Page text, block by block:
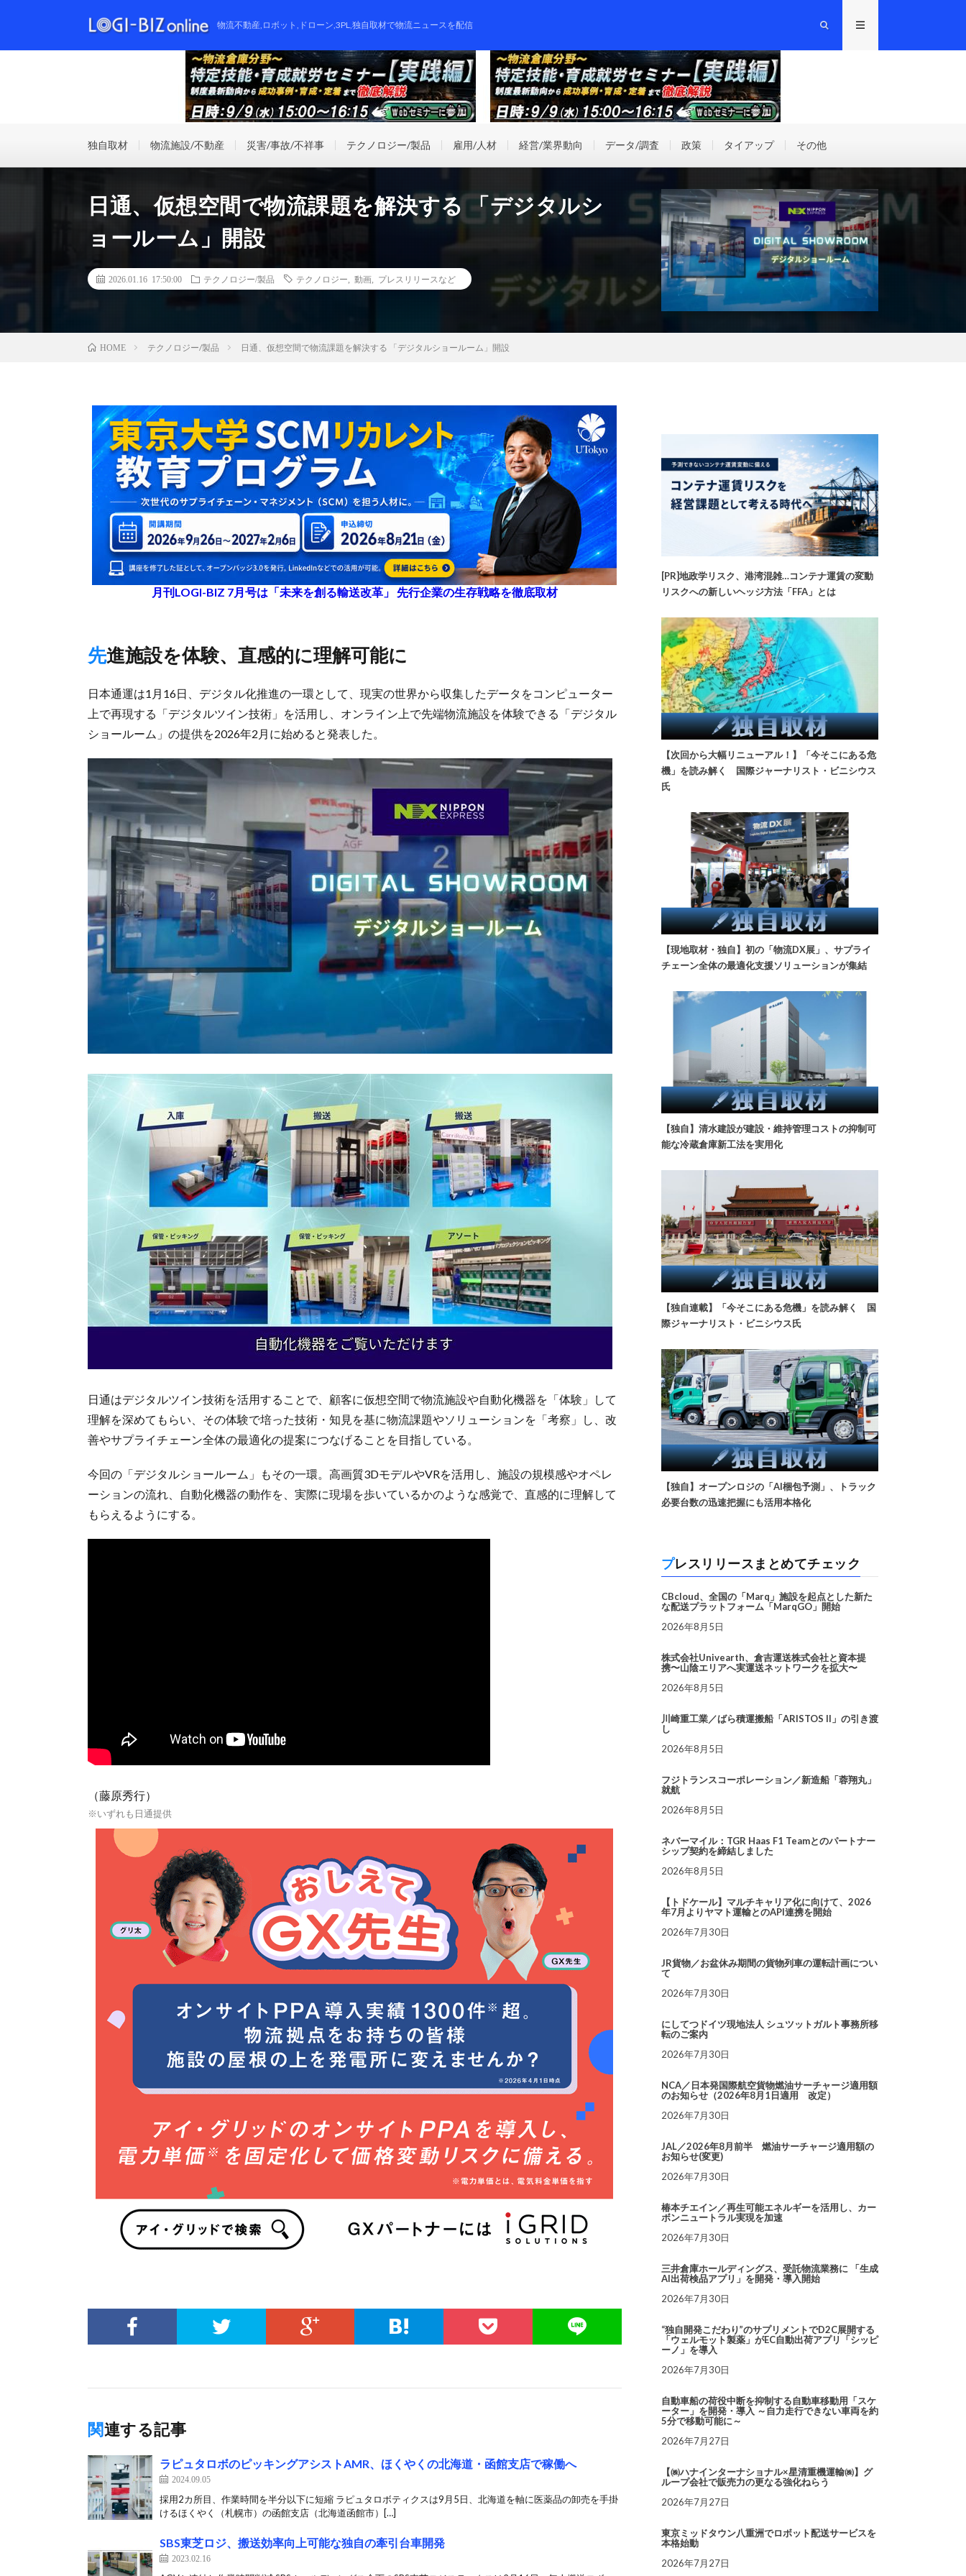
物流不動産,ロボット,ドローン,3PL,独自取材で物流ニュースを配信
独自取材 物流施設/不動産 災害/事故/不祥事 テクノロジー/製品 雇用/人材 経営/業界動向 データ/調査 政策 タイアップ その他
日通、仮想空間で物流課題を解決する 「デジタルシ
ョールーム」開設
2026.01.16 17:50:00 テクノロジー/製品 テクノロジー 動画 プレスリリースなど
HOME テクノロジー/製品 日通、仮想空間で物流課題を解決する 「デジタルショールーム」開設
月刊LOGI-BIZ 7月号は「未来を創る輸送改革」 先行企業の生存戦略を徹底取材
先進施設を体験、直感的に理解可能に
日本通運は1月16日、デジタル化推進の一環として、現実の世界から収集したデータをコンピューター
上で再現する「デジタルツイン技術」を活用し、オンライン上で先端物流施設を体験できる「デジタル
ショールーム」の提供を2026年2月に始めると発表した。
日通はデジタルツイン技術を活用することで、顧客に仮想空間で物流施設や自動化機器を「体験」して
理解を深めてもらい、その体験で培った技術・知見を基に物流課題やソリューションを「考察」し、改
善やサプライチェーン全体の最適化の提案につなげることを目指している。
今回の「デジタルショールーム」もその一環。高画質3DモデルやVRを活用し、施設の規模感やオペレ
ーションの流れ、自動化機器の動作を、実際に現場を歩いているかのような感覚で、直感的に理解して
もらえるようにする。
（藤原秀行）
※いずれも日通提供
関連する記事
ラピュタロボのピッキングアシストAMR、ほくやくの北海道・函館支店で稼働へ
2024.09.05
採用2カ所目、作業時間を半分以下に短縮 ラピュタロボティクスは9月5日、北海道を軸に医薬品の卸売を手掛
けるほくやく（札幌市）の函館支店（北海道函館市）[…]
SBS東芝ロジ、搬送効率向上可能な独自の牽引台車開発
2023.02.16
[PR]地政学リスク、港湾混雑…コンテナ運賃の変動
リスクへの新しいヘッジ方法「FFA」とは
【次回から大幅リニューアル！】「今そこにある危
機」を読み解く 国際ジャーナリスト・ビニシウス
氏
【現地取材・独自】初の「物流DX展」、サプライ
チェーン全体の最適化支援ソリューションが集結
【独自】清水建設が建設・維持管理コストの抑制可
能な冷蔵倉庫新工法を実用化
【独自連載】「今そこにある危機」を読み解く 国
際ジャーナリスト・ビニシウス氏
【独自】オープンロジの「AI梱包予測」、トラック
必要台数の迅速把握にも活用本格化
プレスリリースまとめてチェック
CBcloud、全国の「Marq」施設を起点とした新た
な配送プラットフォーム「MarqGO」開始
2026年8月5日
株式会社Univearth、倉吉運送株式会社と資本提
携〜山陰エリアへ実運送ネットワークを拡大〜
2026年8月5日
川崎重工業／ばら積運搬船「ARISTOS II」の引き渡
し
2026年8月5日
フジトランスコーポレーション／新造船「蓉翔丸」
就航
2026年8月5日
ネバーマイル：TGR Haas F1 Teamとのパートナー
シップ契約を締結しました
2026年8月5日
【トドケール】マルチキャリア化に向けて、2026
年7月よりヤマト運輸とのAPI連携を開始
2026年7月30日
JR貨物／お盆休み期間の貨物列車の運転計画につい
て
2026年7月30日
にしてつドイツ現地法人 シュツットガルト事務所移
転のご案内
2026年7月30日
NCA／日本発国際航空貨物燃油サーチャージ適用額
のお知らせ（2026年8月1日適用 改定）
2026年7月30日
JAL／2026年8月前半 燃油サーチャージ適用額の
お知らせ(変更)
2026年7月30日
椿本チエイン／再生可能エネルギーを活用し、カー
ボンニュートラル実現を加速
2026年7月30日
三井倉庫ホールディングス、受託物流業務に 「生成
AI出荷検品アプリ」を開発・導入開始
2026年7月30日
“独自開発こだわり”のサプリメントでD2C展開する
「ウェルモット製薬」がEC自動出荷アプリ「シッピ
ーノ」を導入
2026年7月30日
自動車船の荷役中断を抑制する自動車移動用「スケ
ーター」を開発・導入 ～自力走行できない車両を約
5分で移動可能に～
2026年7月27日
【㈱ハナインターナショナル×星清重機運輸㈱】グ
ループ会社で販売力の更なる強化ねらう
2026年7月27日
東京ミッドタウン八重洲でロボット配送サービスを
本格始動
2026年7月27日